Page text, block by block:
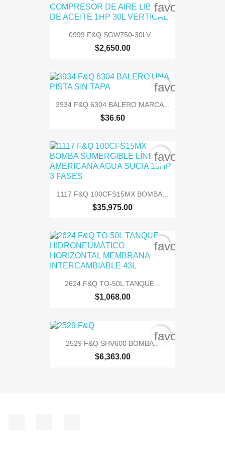
0999 F&Q SGW750-30LV...
$2,650.00
3934 F&Q 6304 BALERO MARCA...
$36.60
1117 F&Q 100CFS15MX BOMBA...
$35,975.00
2624 F&Q TO-50L TANQUE...
$1,068.00
2529 F&Q SHV600 BOMBA...
$6,363.00